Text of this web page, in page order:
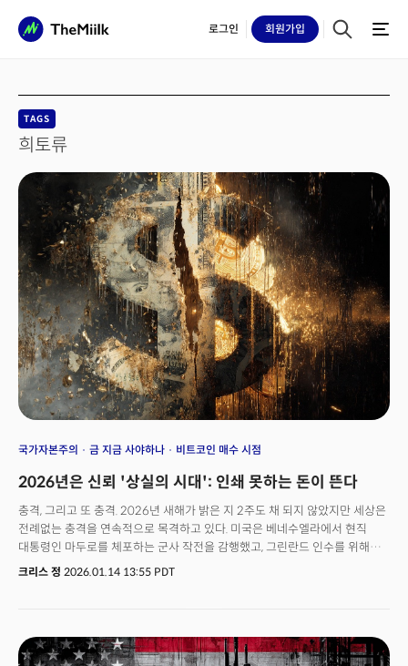
로그인 회원가입
TAGS
희토류
국가자본주의 금 지금 사야하나 비트코인 매수 시점
2026년은 신뢰 '상실의 시대': 인쇄 못하는 돈이 뜬다
충격, 그리고 또 충격. 2026년 새해가 밝은 지 2주도 채 되지 않았지만 세상은
전례없는 충격을 연속적으로 목격하고 있다. 미국은 베네수엘라에서 현직
대통령인 마두로를 체포하는 군사 작전을 감행했고, 그린란드 인수를 위해
나토 동맹국인 덴마크를 압박하고 있다. 이 뿐인가? 미국의 중앙은행이라 할
회귀하고 있음을 시사하는 강력한 사례다. 미 연준에 대한 압박과 MBS 매수의
'그림자 금융'은 통화정책이 아닌 '재정 우위'의 시대가 시작됐음을 알린다.
크리스 정 2026.01.14 13:55 PDT